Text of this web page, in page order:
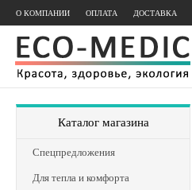
О КОМПАНИИ ОПЛАТА ДОСТАВКА
Каталог магазина
Спецпредложения
Для тепла и комфорта